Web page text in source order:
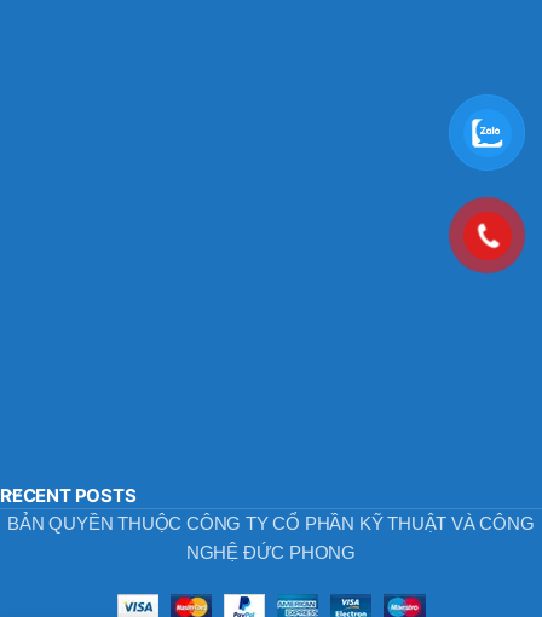
RECENT POSTS
BẢN QUYỀN THUỘC CÔNG TY CỔ PHẦN KỸ THUẬT VÀ CÔNG
NGHỆ ĐỨC PHONG